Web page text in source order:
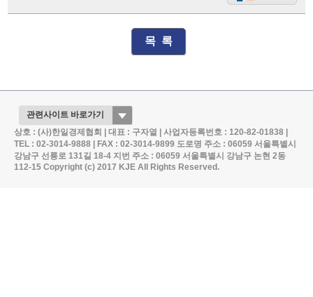
목 록
상호 : (사)한일경제협회 | 대표 : 구자열 | 사업자등록번호 : 120-82-01838 |
TEL : 02-3014-9888 | FAX : 02-3014-9899도로명 주소 : 06059 서울특별시
강남구 선릉로 131길 18-4 지번 주소 : 06059 서울특별시 강남구 논현 2동
112-15Copyright (c) 2017 KJE All Rights Reserved.